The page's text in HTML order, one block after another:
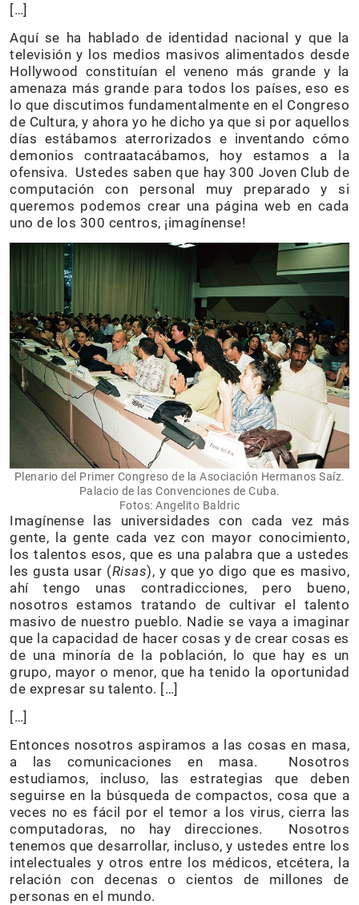
[…]
Aquí se ha hablado de identidad nacional y que la
televisión y los medios masivos alimentados desde
Hollywood constituían el veneno más grande y la
amenaza más grande para todos los países, eso es
lo que discutimos fundamentalmente en el Congreso
de Cultura, y ahora yo he dicho ya que si por aquellos
días estábamos aterrorizados e inventando cómo
demonios contraatacábamos, hoy estamos a la
ofensiva. Ustedes saben que hay 300 Joven Club de
computación con personal muy preparado y si
queremos podemos crear una página web en cada
uno de los 300 centros, ¡imagínense!
Plenario del Primer Congreso de la Asociación Hermanos Saíz.
Palacio de las Convenciones de Cuba.
Fotos: Angelito Baldric
Imagínense las universidades con cada vez más
gente, la gente cada vez con mayor conocimiento,
los talentos esos, que es una palabra que a ustedes
les gusta usar (Risas), y que yo digo que es masivo,
ahí tengo unas contradicciones, pero bueno,
nosotros estamos tratando de cultivar el talento
masivo de nuestro pueblo. Nadie se vaya a imaginar
que la capacidad de hacer cosas y de crear cosas es
de una minoría de la población, lo que hay es un
grupo, mayor o menor, que ha tenido la oportunidad
de expresar su talento. […]
[…]
Entonces nosotros aspiramos a las cosas en masa,
a las comunicaciones en masa. Nosotros
estudiamos, incluso, las estrategias que deben
seguirse en la búsqueda de compactos, cosa que a
veces no es fácil por el temor a los virus, cierra las
computadoras, no hay direcciones. Nosotros
tenemos que desarrollar, incluso, y ustedes entre los
intelectuales y otros entre los médicos, etcétera, la
relación con decenas o cientos de millones de
personas en el mundo.